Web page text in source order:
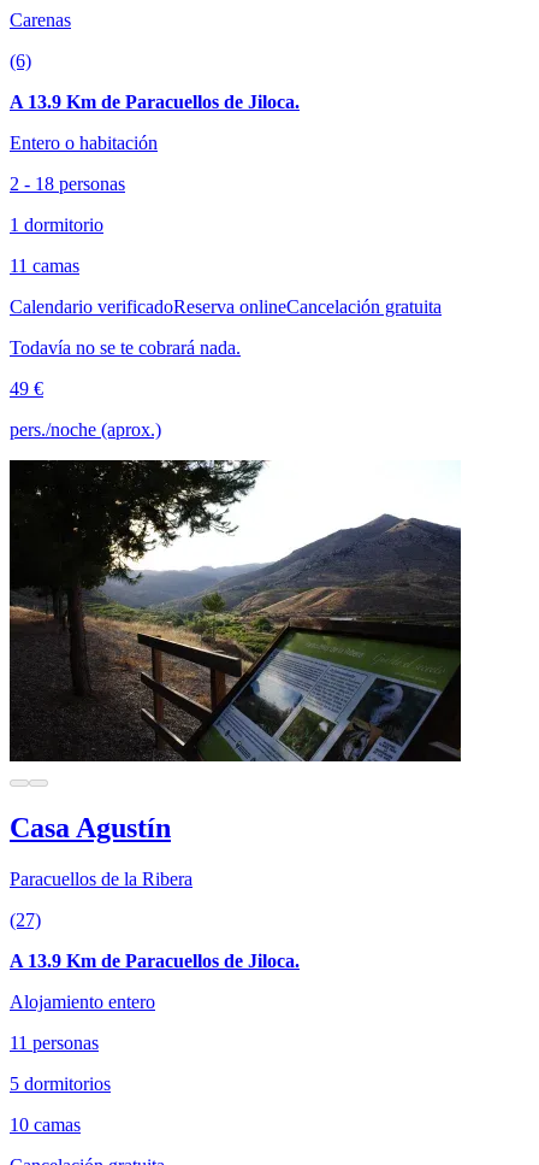
Carenas
(6)
A 13.9 Km de Paracuellos de Jiloca.
Entero o habitación
2 - 18 personas
1 dormitorio
11 camas
Calendario verificadoReserva onlineCancelación gratuita
Todavía no se te cobrará nada.
49 €
pers./noche (aprox.)
Casa Agustín
Paracuellos de la Ribera
(27)
A 13.9 Km de Paracuellos de Jiloca.
Alojamiento entero
11 personas
5 dormitorios
10 camas